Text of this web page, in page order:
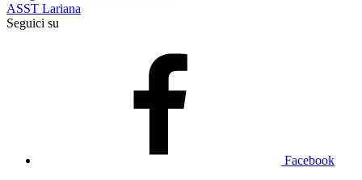
ASST Lariana
Seguici su
Facebook